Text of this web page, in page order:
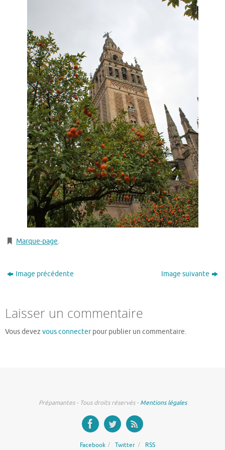
Marque-page.
Image précédente Image suivante
Laisser un commentaire
Vous devez vous connecterpour publier un commentaire.
Prépamantes - Tous droits réservés - Mentions légales
Facebook Twitter RSS